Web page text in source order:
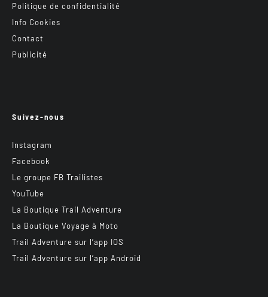
Politique de confidentialité
Info Cookies
Contact
Publicité
Suivez-nous
Instagram
Facebook
Le groupe FB Trailistes
YouTube
La Boutique Trail Adventure
La Boutique Voyage à Moto
Trail Adventure sur l’app IOS
Trail Adventure sur l’app Android